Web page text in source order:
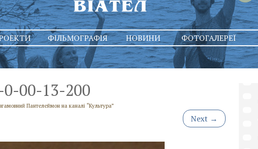
ФІЛЬМОГРАФІЯ НОВИНИ ФОТОГАЛЕРЕЇ
0-00-13-200
Пантелеймон на каналі “Культура”
Next →